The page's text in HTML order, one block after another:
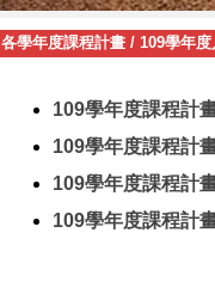
各學年度課程計畫 / 109學年
109學年度課程計
109學年度課程計
109學年度課程計
109學年度課程計